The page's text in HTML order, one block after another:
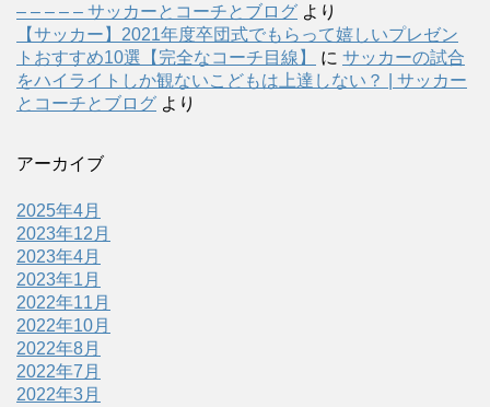
– – – – – サッカーとコーチとブログ より
【サッカー】2021年度卒団式でもらって嬉しいプレゼン
トおすすめ10選【完全なコーチ目線】
に サッカーの試合
をハイライトしか観ないこどもは上達しない？ | サッカー
とコーチとブログ より
アーカイブ
2025年4月
2023年12月
2023年4月
2023年1月
2022年11月
2022年10月
2022年8月
2022年7月
2022年3月